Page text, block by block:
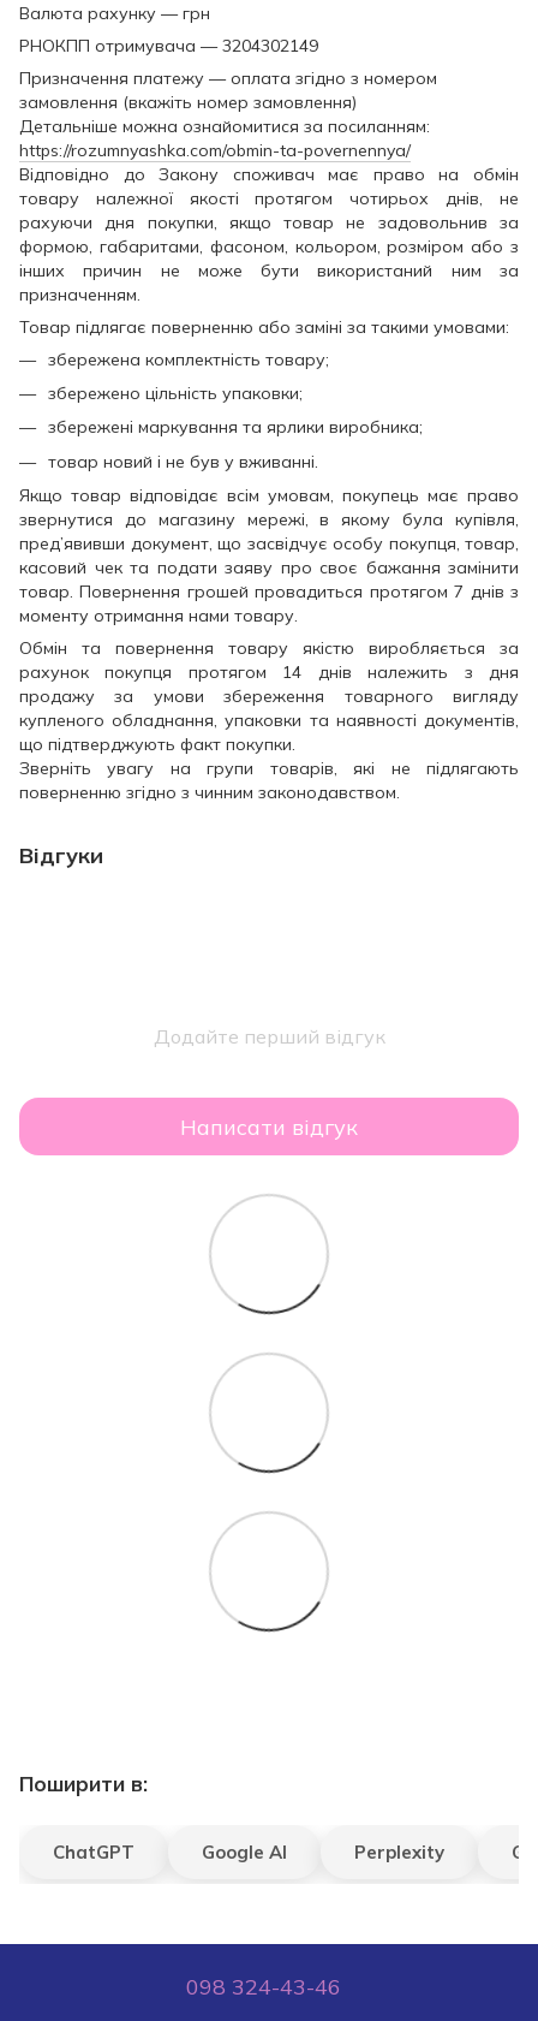
Валюта рахунку — грн
РНОКПП отримувача — 3204302149
Призначення платежу — оплата згідно з номером
замовлення (вкажіть номер замовлення)
Детальніше можна ознайомитися за посиланням:
https://rozumnyashka.com/obmin-ta-povernennya/
Відповідно до Закону споживач має право на обмін
товару належної якості протягом чотирьох днів, не
рахуючи дня покупки, якщо товар не задовольнив за
формою, габаритами, фасоном, кольором, розміром або з
інших причин не може бути використаний ним за
призначенням.
Товар підлягає поверненню або заміні за такими умовами:
збережена комплектність товару;
збережено цільність упаковки;
збережені маркування та ярлики виробника;
товар новий і не був у вживанні.
Якщо товар відповідає всім умовам, покупець має право
звернутися до магазину мережі, в якому була купівля,
пред’явивши документ, що засвідчує особу покупця, товар,
касовий чек та подати заяву про своє бажання замінити
товар. Повернення грошей провадиться протягом 7 днів з
моменту отримання нами товару.
Обмін та повернення товару якістю виробляється за
рахунок покупця протягом 14 днів належить з дня
продажу за умови збереження товарного вигляду
купленого обладнання, упаковки та наявності документів,
що підтверджують факт покупки.
Зверніть увагу на групи товарів, які не підлягають
поверненню згідно з чинним законодавством.
Відгуки
Додайте перший відгук
Написати відгук
Поширити в:
ChatGPT Google AI Perplexity
098 324-43-46